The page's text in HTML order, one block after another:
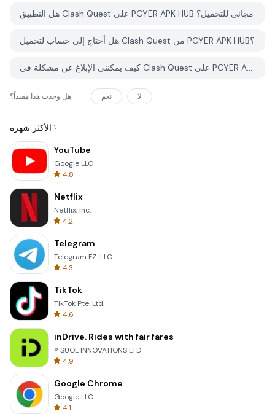
هل التطبيق Clash Quest على PGYER APK HUB مجاني للتحميل؟
هل أحتاج إلى حساب لتحميل Clash Quest من PGYER APK HUB؟
كيف يمكنني الإبلاغ عن مشكلة في Clash Quest على PGYER APK HUB؟
هل وجدت هذا مفيداً؟ نعم لا
الأكثر شهرة
YouTube
Google LLC
4.8
Netflix
Netflix, Inc.
4.2
Telegram
Telegram FZ-LLC
4.3
TikTok
TikTok Pte. Ltd.
4.6
inDrive. Rides with fair fares
® SUOL INNOVATIONS LTD
4.9
Google Chrome
Google LLC
4.1